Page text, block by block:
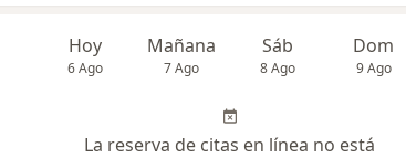
Hoy
6 Ago
Mañana
7 Ago
Sáb
8 Ago
Dom
9 Ago
La reserva de citas en línea no está